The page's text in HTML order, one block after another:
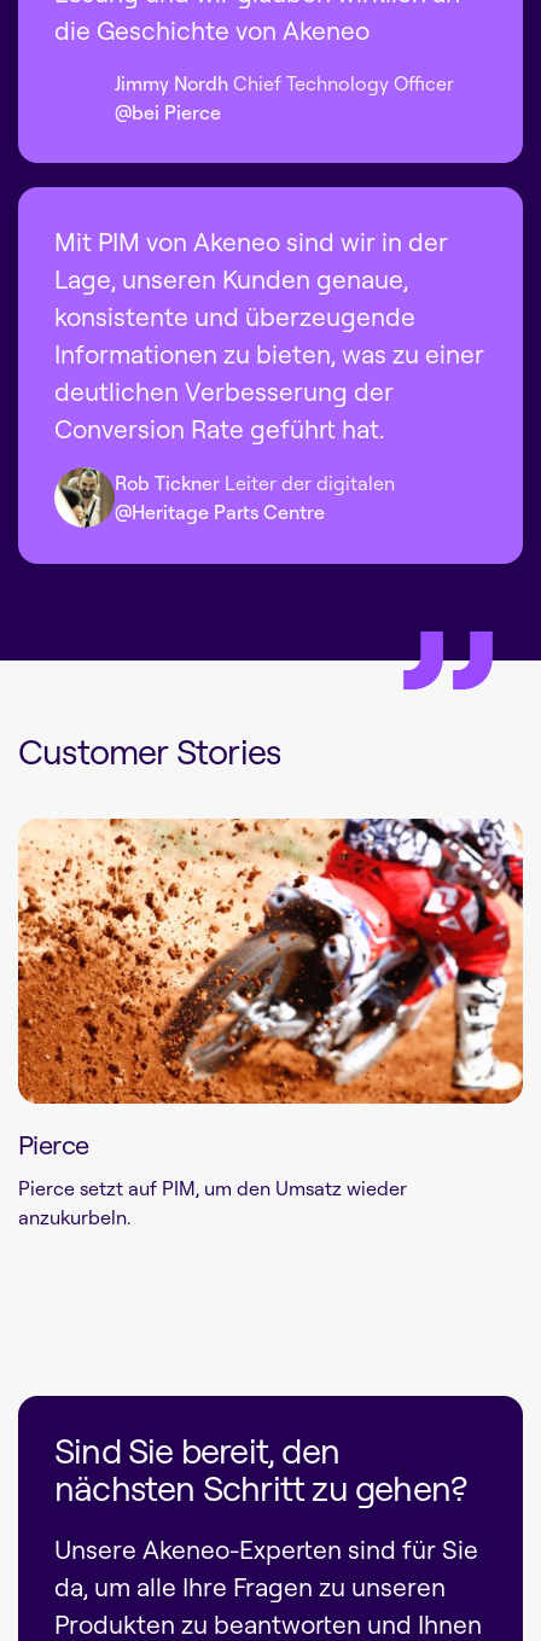
die Geschichte von Akeneo
Jimmy Nordh Chief Technology Officer
@bei Pierce
Mit PIM von Akeneo sind wir in der
Lage, unseren Kunden genaue,
konsistente und überzeugende
Informationen zu bieten, was zu einer
deutlichen Verbesserung der
Conversion Rate geführt hat.
Rob Tickner Leiter der digitalen
@Heritage Parts Centre
Customer Stories
Pierce
Pierce setzt auf PIM, um den Umsatz wieder
anzukurbeln.
Sind Sie bereit, den
nächsten Schritt zu gehen?
Unsere Akeneo-Experten sind für Sie
da, um alle Ihre Fragen zu unseren
Produkten zu beantworten und Ihnen